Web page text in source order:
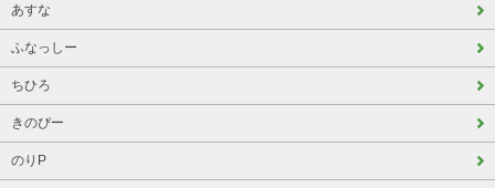
あすな
ふなっしー
ちひろ
きのぴー
のりP